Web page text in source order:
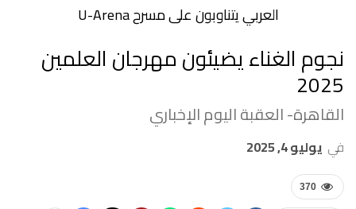
العربي يتناوبون على مسرح U-Arena
نجوم الغناء يضيئون مهرجان العلمين
2025
القاهرة- العقبة اليوم الإخباري
في يوليو 4, 2025
370